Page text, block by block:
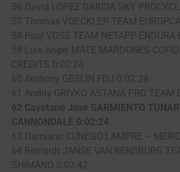
56 David LOPEZ GARCIA SKY
57 Thomas VOECKLER TEAM
58 Paul VOSS TEAM NETAPP-ENDURA
59 Luis Angel MATE MARDONES
CREDITS 0:02:24
60 Anthony GESLIN FDJ 0:02:24
61 Andriy GRIVKO ASTANA PRO TEAM
62 Cayetano José SARMIENTO
CANNONDALE 0:02:24
63 Damiano CUNEGO LAMPRE –
64 Reinardt JANSE VAN RENSBURG
SHIMANO 0:02:42